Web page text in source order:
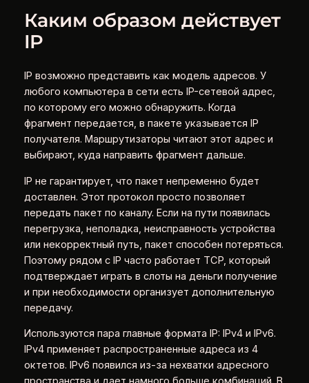
Каким образом действует
IP
IP возможно представить как модель адресов. У
любого компьютера в сети есть IP-сетевой адрес,
по которому его можно обнаружить. Когда
фрагмент передается, в пакете указывается IP
получателя. Маршрутизаторы читают этот адрес и
выбирают, куда направить фрагмент дальше.
IP не гарантирует, что пакет непременно будет
доставлен. Этот протокол просто позволяет
передать пакет по каналу. Если на пути появилась
перегрузка, неполадка, неисправность устройства
или некорректный путь, пакет способен потеряться.
Поэтому рядом с IP часто работает TCP, который
подтверждает играть в слоты на деньги получение
и при необходимости организует дополнительную
передачу.
Используются пара главные формата IP: IPv4 и IPv6.
IPv4 применяет распространенные адреса из 4
октетов. IPv6 появился из-за нехватки адресного